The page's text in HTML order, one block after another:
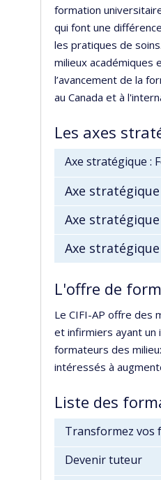
formation
qui font une
les pratiques de
milieux académiques
l’avancement de la
au Canada et à
Les axes
Axe stratégique :
Axe
Axe stratégique
Axe
L'offre de
Le CIFI-AP offre des
et infirmiers ayant un
formateurs des
intéressés à
Liste des
Transformez vos
Devenir tuteur